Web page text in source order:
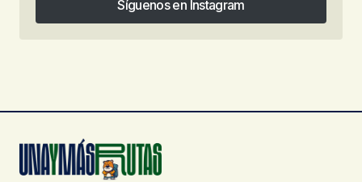
Síguenos en Instagram
Síguenos en Instagram